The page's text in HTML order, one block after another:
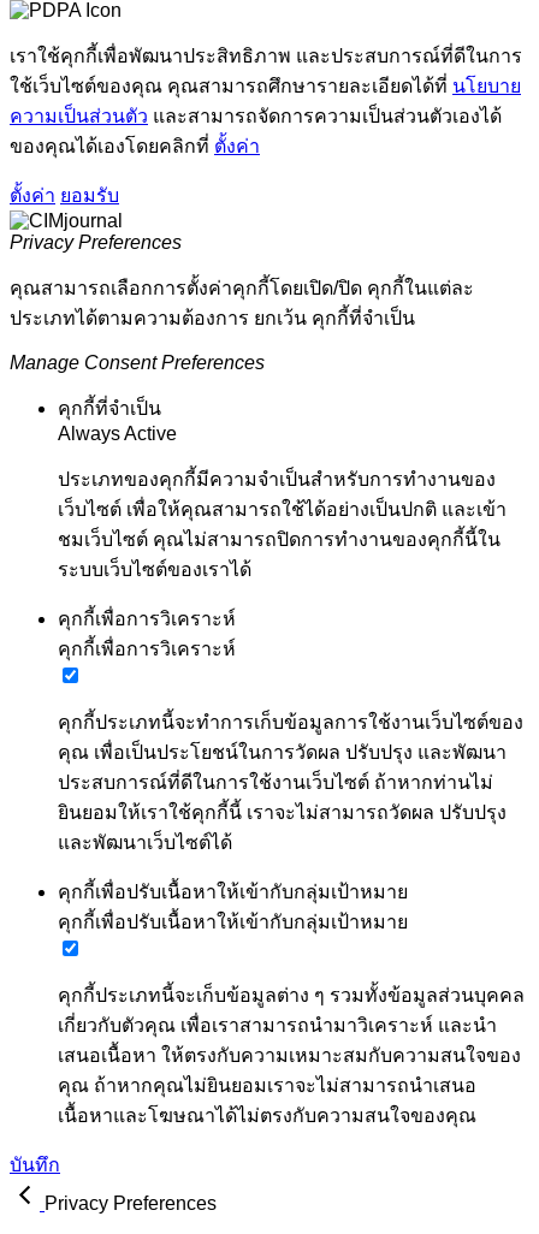
เราใช้คุกกี้เพื่อพัฒนาประสิทธิภาพ และประสบการณ์ที่ดีในการ
ใช้เว็บไซต์ของคุณ คุณสามารถศึกษารายละเอียดได้ที่ นโยบาย
ความเป็นส่วนตัว และสามารถจัดการความเป็นส่วนตัวเองได้
ของคุณได้เองโดยคลิกที่ ตั้งค่า
ตั้งค่า ยอมรับ
Privacy Preferences
คุณสามารถเลือกการตั้งค่าคุกกี้โดยเปิด/ปิด คุกกี้ในแต่ละ
ประเภทได้ตามความต้องการ ยกเว้น คุกกี้ที่จำเป็น
Manage Consent Preferences
คุกกี้ที่จำเป็น
Always Active
ประเภทของคุกกี้มีความจำเป็นสำหรับการทำงานของ
เว็บไซต์ เพื่อให้คุณสามารถใช้ได้อย่างเป็นปกติ และเข้า
ชมเว็บไซต์ คุณไม่สามารถปิดการทำงานของคุกกี้นี้ใน
ระบบเว็บไซต์ของเราได้
คุกกี้เพื่อการวิเคราะห์
คุกกี้เพื่อการวิเคราะห์
คุกกี้ประเภทนี้จะทำการเก็บข้อมูลการใช้งานเว็บไซต์ของ
คุณ เพื่อเป็นประโยชน์ในการวัดผล ปรับปรุง และพัฒนา
ประสบการณ์ที่ดีในการใช้งานเว็บไซต์ ถ้าหากท่านไม่
ยินยอมให้เราใช้คุกกี้นี้ เราจะไม่สามารถวัดผล ปรับปรุง
และพัฒนาเว็บไซต์ได้
คุกกี้เพื่อปรับเนื้อหาให้เข้ากับกลุ่มเป้าหมาย
คุกกี้เพื่อปรับเนื้อหาให้เข้ากับกลุ่มเป้าหมาย
คุกกี้ประเภทนี้จะเก็บข้อมูลต่าง ๆ รวมทั้งข้อมูลส่วนบุคคล
เกี่ยวกับตัวคุณ เพื่อเราสามารถนำมาวิเคราะห์ และนำ
เสนอเนื้อหา ให้ตรงกับความเหมาะสมกับความสนใจของ
คุณ ถ้าหากคุณไม่ยินยอมเราจะไม่สามารถนำเสนอ
เนื้อหาและโฆษณาได้ไม่ตรงกับความสนใจของคุณ
บันทึก
Privacy Preferences